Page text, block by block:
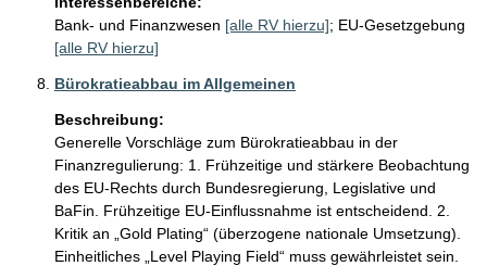
Bank- und Finanzwesen [alle RV hierzu]; EU-Gesetzgebung
[alle RV hierzu]
Bürokratieabbau im Allgemeinen
Beschreibung:
Generelle Vorschläge zum Bürokratieabbau in der
Finanzregulierung: 1. Frühzeitige und stärkere Beobachtung
des EU-Rechts durch Bundesregierung, Legislative und
BaFin. Frühzeitige EU-Einflussnahme ist entscheidend. 2.
Kritik an „Gold Plating“ (überzogene nationale Umsetzung).
Einheitliches „Level Playing Field“ muss gewährleistet sein.